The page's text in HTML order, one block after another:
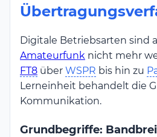
Digitale Betriebsarten sind
Amateurfunk nicht mehr
FT8 über WSPR bis hin zu
Lerneinheit behandelt die
Kommunikation.
Grundbegriffe: